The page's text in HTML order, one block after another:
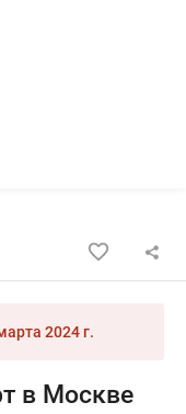
2024 г.
в Москве